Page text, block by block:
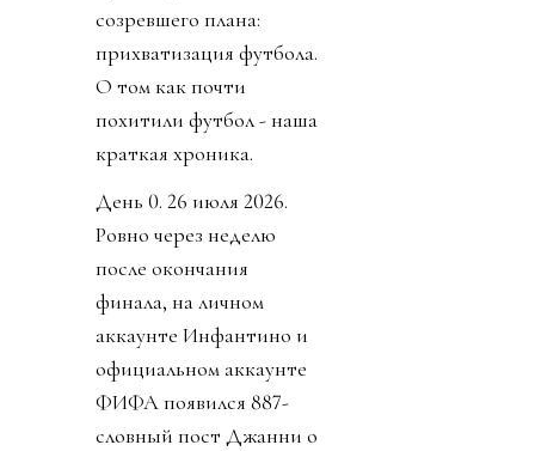
созревшего плана:
прихватизация футбола.
О том как почти
похитили футбол - наша
краткая хроника.
День 0. 26 июля 2026.
Ровно через неделю
после окончания
финала, на личном
аккаунте Инфантино и
официальном аккаунте
ФИФА появился 887-
словный пост Джанни о